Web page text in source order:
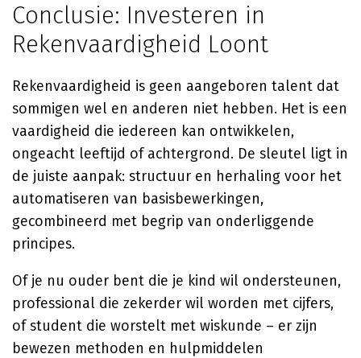
Conclusie: Investeren in
Rekenvaardigheid Loont
Rekenvaardigheid is geen aangeboren talent dat
sommigen wel en anderen niet hebben. Het is een
vaardigheid die iedereen kan ontwikkelen,
ongeacht leeftijd of achtergrond. De sleutel ligt in
de juiste aanpak: structuur en herhaling voor het
automatiseren van basisbewerkingen,
gecombineerd met begrip van onderliggende
principes.
Of je nu ouder bent die je kind wil ondersteunen,
professional die zekerder wil worden met cijfers,
of student die worstelt met wiskunde – er zijn
bewezen methoden en hulpmiddelen